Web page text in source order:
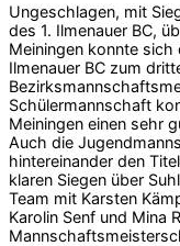
Ungeschlagen, mit
des 1. Ilmenauer BC,
Meiningen konnte sich
Ilmenauer BC zum
Schülermannschaft
Meiningen einen sehr
Auch die
hintereinander den
klaren Siegen über
Team mit Karsten
Karolin Senf und Mina